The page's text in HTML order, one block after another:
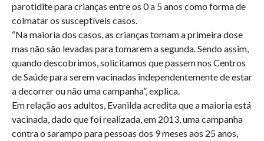
parotidite para crianças entre os 0 a 5 anos como forma de
colmatar os susceptíveis casos.
“Na maioria dos casos, as crianças tomam a primeira dose
mas não são levadas para tomarem a segunda. Sendo assim,
quando descobrimos, solicitamos que passem nos Centros
de Saúde para serem vacinadas independentemente de estar
a decorrer ou não uma campanha”, explica.
Em relação aos adultos, Evanilda acredita que a maioria está
vacinada, dado que foi realizada, em 2013, uma campanha
contra o sarampo para pessoas dos 9 meses aos 25 anos,